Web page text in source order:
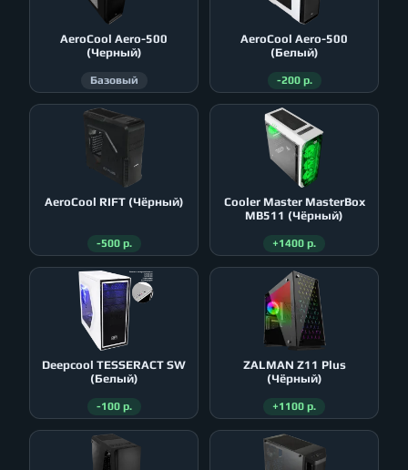
AeroСool Aero-500
(Черный)
Базовый
AeroСool Aero-500
(Белый)
-200 р.
AeroСool RIFT (Чёрный)
-500 р.
Cooler Master MasterBox
MB511 (Чёрный)
+1400 р.
Deepcool TESSERACT SW
(Белый)
-100 р.
ZALMAN Z11 Plus
(Чёрный)
+1100 р.